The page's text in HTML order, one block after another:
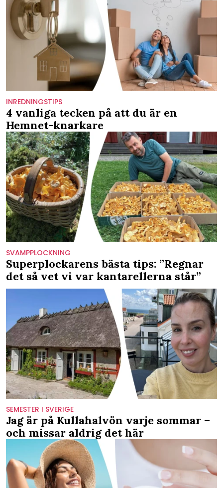
INREDNINGSTIPS
4 vanliga tecken på att du är en
Hemnet-knarkare
SVAMPPLOCKNING
Superplockarens bästa tips: ”Regnar
det så vet vi var kantarellerna står”
SEMESTER I SVERIGE
Jag är på Kullahalvön varje sommar –
och missar aldrig det här